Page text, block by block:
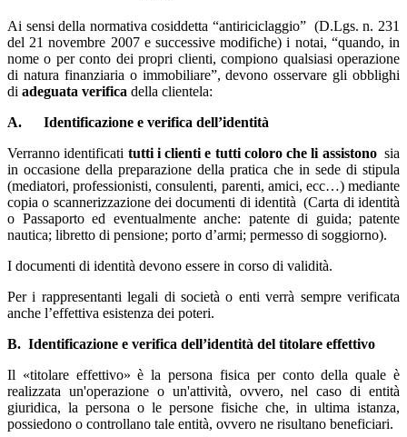
Ai sensi della normativa cosiddetta “antiriciclaggio” (D.Lgs. n. 231
del 21 novembre 2007 e successive modifiche) i notai, “quando, in
nome o per conto dei propri clienti, compiono qualsiasi operazione
di natura finanziaria o immobiliare”, devono osservare gli obblighi
di adeguata verifica della clientela:
A. Identificazione e verifica dell’identità
Verranno identificati tutti i clienti e tutti coloro che li assistonosia
in occasione della preparazione della pratica che in sede di stipula
(mediatori, professionisti, consulenti, parenti, amici, ecc…) mediante
copia o scannerizzazione dei documenti di identità (Carta di identità
o Passaporto ed eventualmente anche: patente di guida; patente
nautica; libretto di pensione; porto d’armi; permesso di soggiorno).
I documenti di identità devono essere in corso di validità.
Per i rappresentanti legali di società o enti verrà sempre verificata
anche l’effettiva esistenza dei poteri.
B. Identificazione e verifica dell’identità del titolare effettivo
Il «titolare effettivo» è la persona fisica per conto della quale è
realizzata un'operazione o un'attività, ovvero, nel caso di entità
giuridica, la persona o le persone fisiche che, in ultima istanza,
possiedono o controllano tale entità, ovvero ne risultano beneficiari.